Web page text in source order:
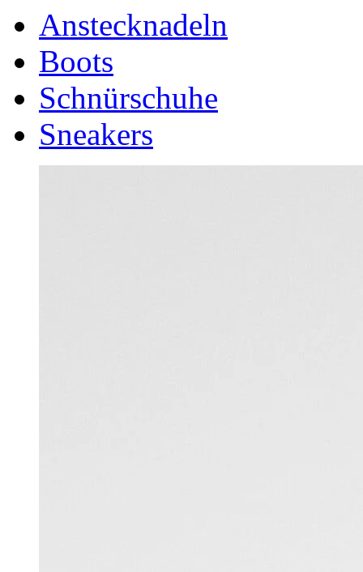
Anstecknadeln
Boots
Schnürschuhe
Sneakers